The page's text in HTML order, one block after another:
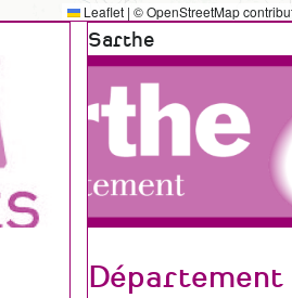
Leaflet | ©OpenStreetMap
Zone
géographique
Sarthe
Département